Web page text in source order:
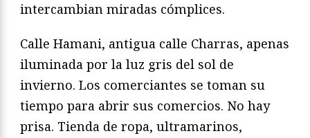
intercambian miradas cómplices.
Calle Hamani, antigua calle Charras, apenas
iluminada por la luz gris del sol de
invierno. Los comerciantes se toman su
tiempo para abrir sus comercios. No hay
prisa. Tienda de ropa, ultramarinos,